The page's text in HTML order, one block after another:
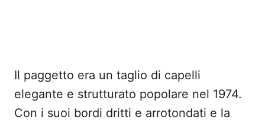
Il paggetto era un taglio di capelli
elegante e strutturato popolare nel 1974.
Con i suoi bordi dritti e arrotondati e la